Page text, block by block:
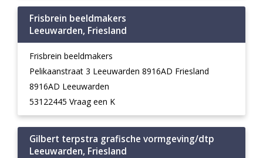
Frisbrein beeldmakers
Leeuwarden, Friesland
Frisbrein beeldmakers
Pelikaanstraat 3 Leeuwarden 8916AD Friesland
8916AD Leeuwarden
53122445 Vraag een K
Gilbert terpstra grafische vormgeving/dtp
Leeuwarden, Friesland